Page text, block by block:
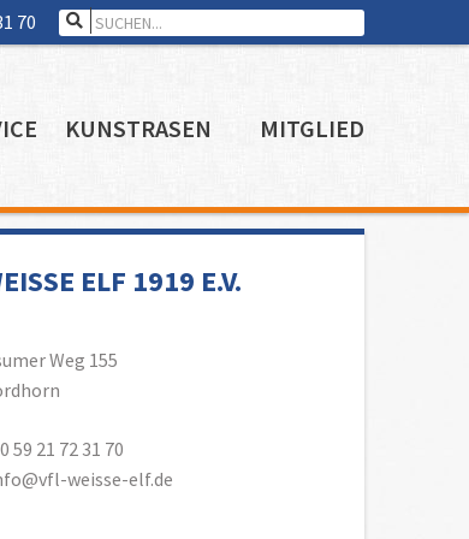
70 Search for:
KUNSTRASEN MITGLIED
ELF 1919 E.V.
Weg 155
59 21 72 31 70
weisse-elf.de